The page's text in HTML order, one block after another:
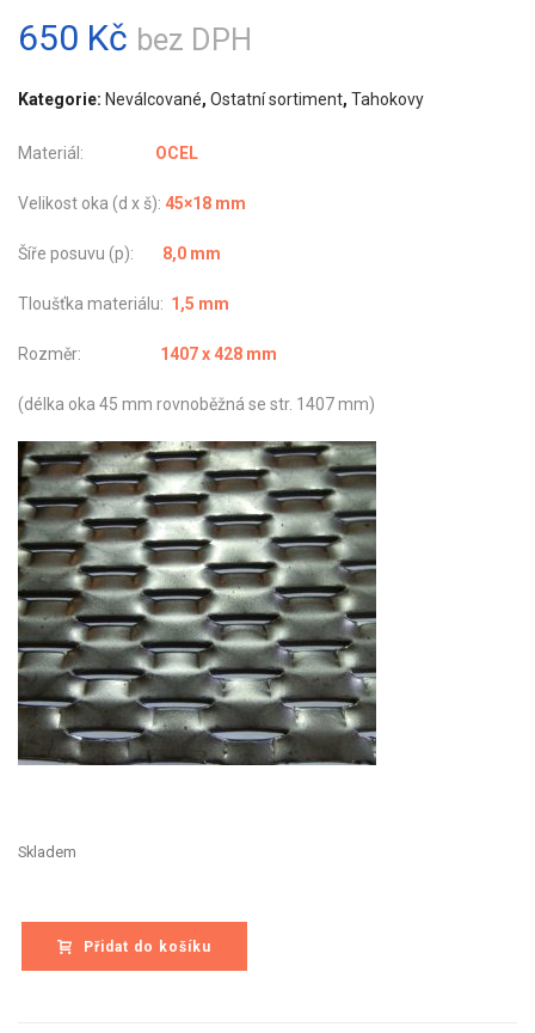
650 Kč bez DPH
Kategorie: Neválcované, Ostatní sortiment, Tahokovy
Materiál: OCEL
Velikost oka (d x š): 45×18 mm
Šíře posuvu (p): 8,0 mm
Tloušťka materiálu: 1,5 mm
Rozměr: 1407 x 428 mm
(délka oka 45 mm rovnoběžná se str. 1407 mm)
Skladem
Přidat do košíku